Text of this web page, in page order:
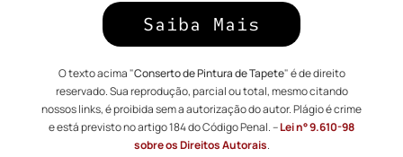
Saiba Mais
O texto acima "Conserto de Pintura de Tapete" é de direito
reservado. Sua reprodução, parcial ou total, mesmo citando
nossos links, é proibida sem a autorização do autor. Plágio é crime
e está previsto no artigo 184 do Código Penal. –Lei n° 9.610-98
sobre os Direitos Autorais.